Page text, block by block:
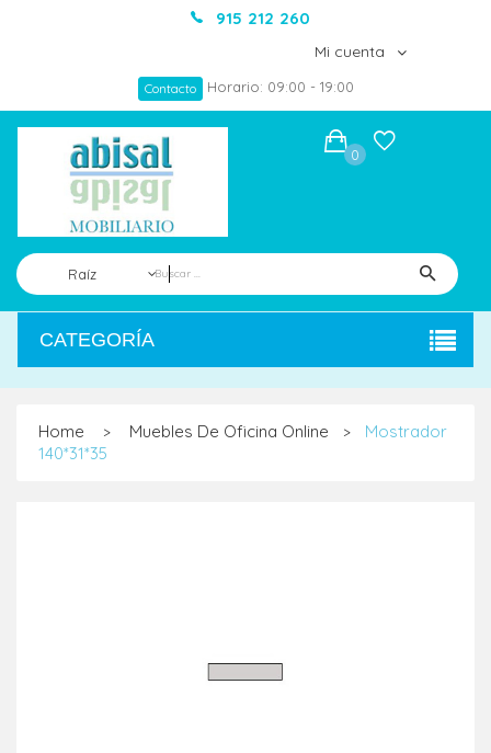
915 212 260
Mi cuenta
Contacto Horario: 09:00 - 19:00
Raíz
0
CATEGORÍA
Home > Muebles De Oficina Online >
Mostrador
140*31*35